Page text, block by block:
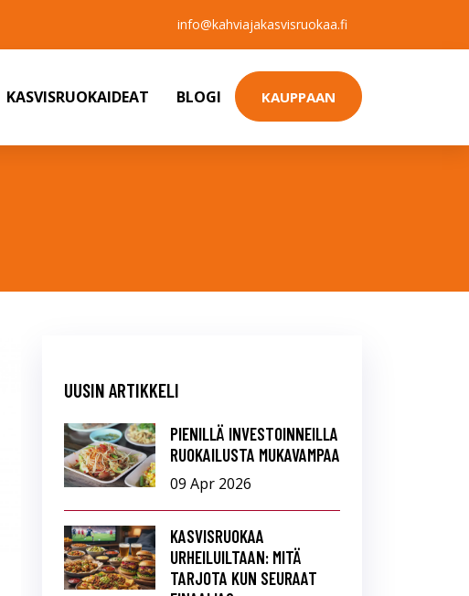
info@kahviajakasvisruokaa.fi
KASVISRUOKAIDEAT BLOGI KAUPPAAN
UUSIN ARTIKKELI
PIENILLÄ INVESTOINNEILLA
RUOKAILUSTA MUKAVAMPAA
09 Apr 2026
KASVISRUOKAA
URHEILUILTAAN: MITÄ
TARJOTA KUN SEURAAT